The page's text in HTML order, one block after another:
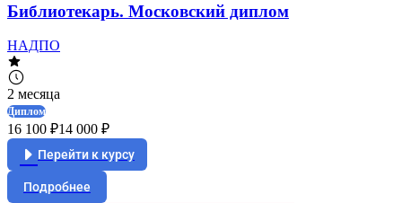
Библиотекарь. Московский диплом
НАДПО
2 месяца
Диплом
16 100 ₽14 000 ₽
Перейти к курсу
Подробнее